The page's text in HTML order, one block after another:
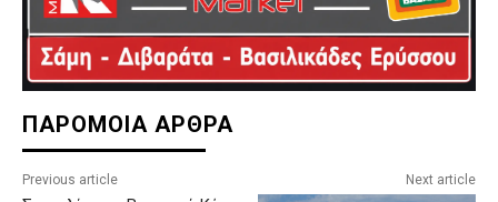
ΠΑΡΟΜΟΙΑ ΑΡΘΡΑ
Previous article Next article